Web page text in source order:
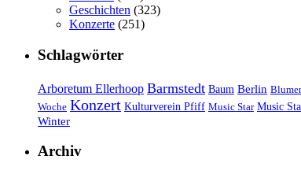
Geschichten (323)
Konzerte (251)
Schlagwörter
Arboretum Ellerhoop Barmstedt Baum Berlin
Woche Konzert Kulturverein Pfiff Music Star Music
Winter
Archiv